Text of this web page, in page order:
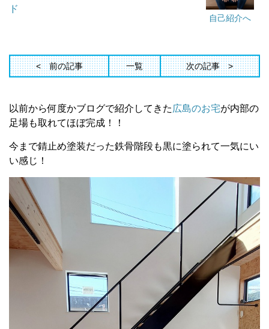
自己紹介へ
ド
前の記事 一覧 次の記事
以前から何度かブログで紹介してきた 広島のお宅が内部の
足場も取れてほぼ完成！！
今まで錆止め塗装だった鉄骨階段も黒に塗られて一気にい
い感じ！